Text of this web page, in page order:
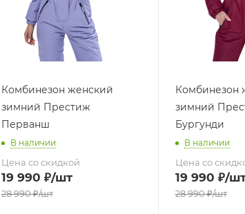
Комбинезон женский
зимний Престиж
Перванш
В наличии
Цена со скидкой
19 990 ₽/шт
28 990₽/шт
Комбинезон
зимний
Бургунди
В наличии
Цена со
19 990 ₽/
28 990₽/шт